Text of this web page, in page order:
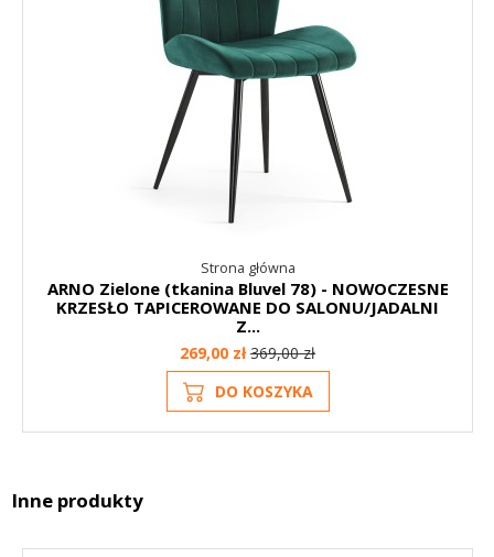
Strona główna
ARNO Zielone (tkanina Bluvel 78) - NOWOCZESNE
KRZESŁO TAPICEROWANE DO SALONU/JADALNI
Z...
269,00 zł369,00 zł
DO KOSZYKA
Inne produkty